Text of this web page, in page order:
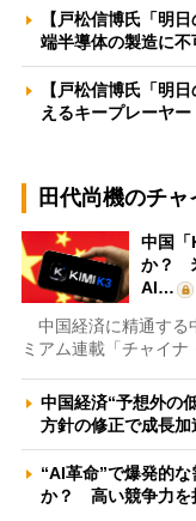
【戸松信博氏「明
端半導体の製造に
【戸松信博氏「明
えるキープレーヤ
田代尚機のチ
中国「
か？
AI…
中国経済に精通する
ミアム連載「チャイ
中国経済“予想外の
方針の修正で成長
“AI革命”で爆発的
か？ 高い競争力を